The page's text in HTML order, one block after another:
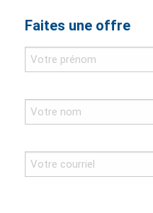
Faites une offre